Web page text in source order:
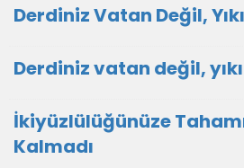
Derdiniz Vatan Değil,
Derdiniz vatan değil,
İkiyüzlülüğünüze
Kalmadı